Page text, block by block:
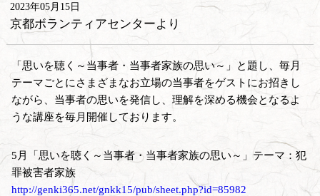
2023年05月15日
京都ボランティアセンターより
「思いを聴く～当事者・当事者家族の思い～」と題し、毎月
テーマごとにさまざまなお立場の当事者をゲストにお招きし
ながら、当事者の思いを発信し、理解を深める機会となるよ
うな講座を毎月開催しております。
5月「思いを聴く～当事者・当事者家族の思い～」テーマ：犯
罪被害者家族
http://genki365.net/gnkk15/pub/sheet.php?id=85982